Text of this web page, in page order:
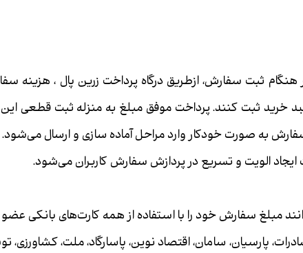
هنگام ثبت سفارش، ازطریق درگاه پرداخت زرین پال ، هزینه
خرید ثبت کنند. پرداخت موفق مبلغ به منزله ثبت قطعی
به صورت خودکار وارد مراحل آماده سازی و ارسال می‏‌شود.
ایجاد الویت و تسریع در پردازش سفارش کاربران می‌شود.
مبلغ سفارش خود را با استفاده از همه کارت‌های بانکی
پارسیان، سامان، اقتصاد نوین، پاسارگاد، ملت،